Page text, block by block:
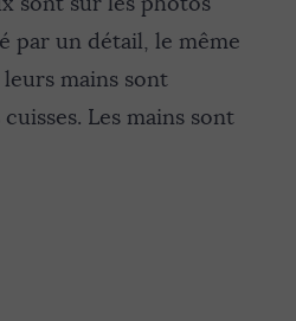
par un détail, le même
mains sont
Les mains sont